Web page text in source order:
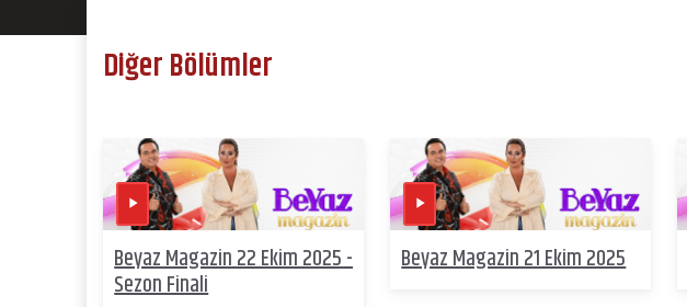
Diğer Bölümler
Beyaz Magazin 22 Ekim 2025 -
Sezon Finali
Beyaz Magazin 21 Ekim 2025